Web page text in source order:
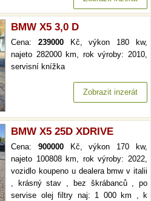
BMW X5 3,0 D
Cena: 239000Kč, výkon 180 kw,
najeto 282000 km, rok výroby: 2010,
servisní knížka
Zobrazit inzerát
BMW X5 25D XDRIVE
Cena: 900000Kč, výkon 170 kw,
najeto 100808 km, rok výroby: 2022,
vozidlo koupeno u dealera bmw v italii
, krásný stav , bez škrábanců , po
servise olej filtry naj: 1 000 km , k